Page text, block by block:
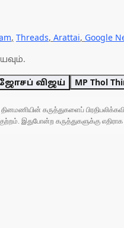
, Threads, Arattai, Google
விஜய் MP Thol
கருத்துகளைப்
இதுபோன்ற கருத்துகளுக்கு எதிராக